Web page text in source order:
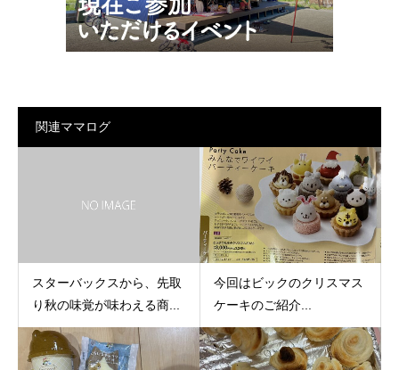
関連ママログ
スターバックスから、先取
り秋の味覚が味わえる商...
今回はビックのクリスマス
ケーキのご紹介...